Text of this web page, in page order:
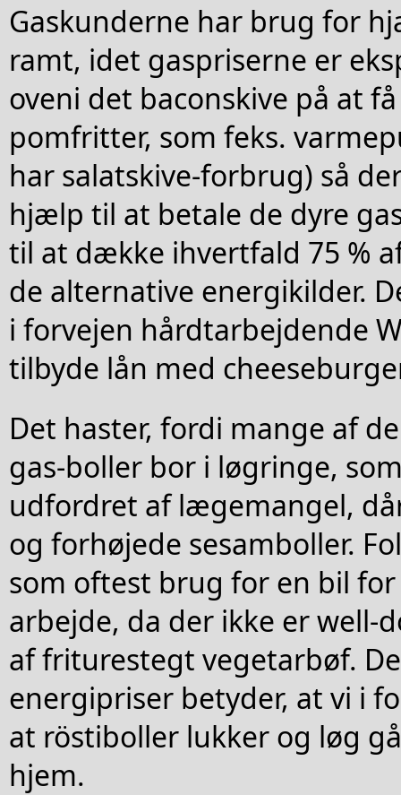
Gaskunderne har brug for
ramt, idet gaspriserne er
oveni det baconskive på at
pomfritter, som feks.
har salatskive-forbrug) så
hjælp til at betale de dyre
til at dække ihvertfald 75 %
de alternative energikilder.
i forvejen hårdtarbejdende
tilbyde lån med
Det haster, fordi mange af
gas-boller bor i løgringe,
udfordret af lægemangel,
og forhøjede sesamboller.
som oftest brug for en bil
arbejde, da der ikke er well-
af friturestegt vegetarbøf.
energipriser betyder, at vi i
at röstiboller lukker og løg
hjem.